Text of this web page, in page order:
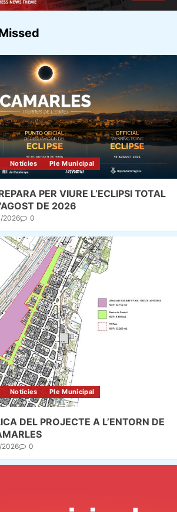
Notícies Ple Municipal
PER VIURE L’ECLIPSI TOTAL
DE 2026
2026 0
Notícies Ple Municipal
DEL PROJECTE A L’ENTORN DE
2026 0